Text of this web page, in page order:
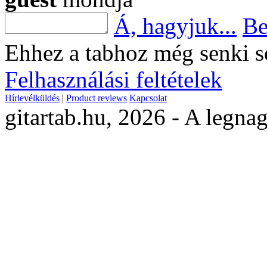
Á, hagyjuk...
Ehhez a tabhoz még senki
Felhasználási feltételek
Hírlevélküldés | Product reviews Kapcsolat
gitartab.hu, 2026 - A